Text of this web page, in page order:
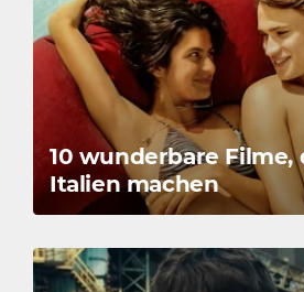
10 wunderbare Filme,
Italien machen